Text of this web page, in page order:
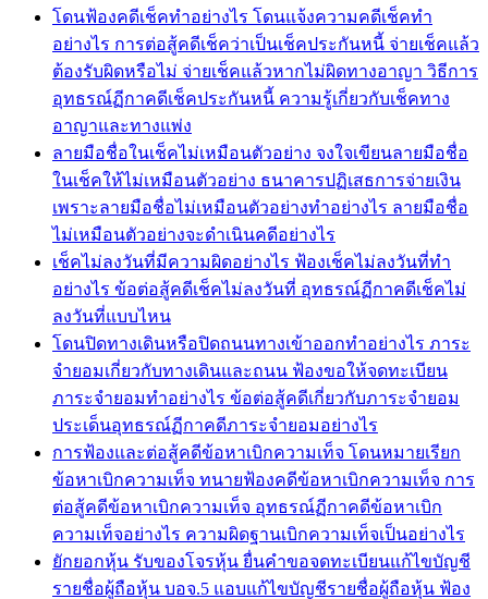
โดนฟ้องคดีเช็คทำอย่างไร โดนแจ้งความคดีเช็คทำ
อย่างไร การต่อสู้คดีเช็คว่าเป็นเช็คประกันหนี้ จ่ายเช็คแล้ว
ต้องรับผิดหรือไม่ จ่ายเช็คแล้วหากไม่ผิดทางอาญา วิธีการ
อุทธรณ์ฏีกาคดีเช็คประกันหนี้ ความรู้เกี่ยวกับเช็คทาง
อาญาและทางแพ่ง
ลายมือชื่อในเช็คไม่เหมือนตัวอย่าง จงใจเขียนลายมือชื่อ
ในเช็คให้ไม่เหมือนตัวอย่าง ธนาคารปฏิเสธการจ่ายเงิน
เพราะลายมือชื่อไม่เหมือนตัวอย่างทำอย่างไร ลายมือชื่อ
ไม่เหมือนตัวอย่างจะดำเนินคดีอย่างไร
เช็คไม่ลงวันที่มีความผิดอย่างไร ฟ้องเช็คไม่ลงวันที่ทำ
อย่างไร ข้อต่อสู้คดีเช็คไม่ลงวันที่ อุทธรณ์ฏีกาคดีเช็คไม่
ลงวันที่แบบไหน
โดนปิดทางเดินหรือปิดถนนทางเข้าออกทำอย่างไร ภาระ
จำยอมเกี่ยวกับทางเดินและถนน ฟ้องขอให้จดทะเบียน
ภาระจำยอมทำอย่างไร ข้อต่อสู้คดีเกี่ยวกับภาระจำยอม
ประเด็นอุทธรณ์ฏีกาคดีภาระจำยอมอย่างไร
การฟ้องและต่อสู้คดีข้อหาเบิกความเท็จ โดนหมายเรียก
ข้อหาเบิกความเท็จ ทนายฟ้องคดีข้อหาเบิกความเท็จ การ
ต่อสู้คดีข้อหาเบิกความเท็จ อุทธรณ์ฏีกาคดีข้อหาเบิก
ความเท็จอย่างไร ความผิดฐานเบิกความเท็จเป็นอย่างไร
ยักยอกหุ้น รับของโจรหุ้น ยื่นคำขอจดทะเบียนแก้ไขบัญชี
รายชื่อผู้ถือหุ้น บอจ.5 แอบแก้ไขบัญชีรายชื่อผู้ถือหุ้น ฟ้อง